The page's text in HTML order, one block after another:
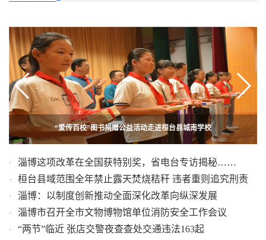
博山一小区现巨型马蜂窝 消防官兵及时摘除
布局前沿科技 做材料创新“拓荒牛”——淄博复合材料发展综述
大师特教中心收下特殊徒弟
“爱传百校”图书捐赠公益活动走进桓台县城南学校
· 淄博这项改革在全国获特别奖，省电台专访揭秘……
· 桓台县域范围全年禁止露天焚烧秸秆 违者重则追究刑责
· 淄博：以制度创新推动全面深化改革向纵深发展
· 淄博市召开全市文物博物馆单位消防安全工作会议
· “两节”临近 张店交警夜查查处交通违法163起